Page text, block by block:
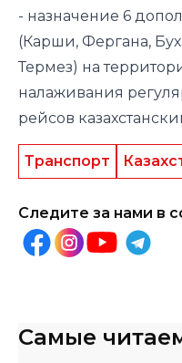
- назначение 6
(Карши, Фергана,
Термез) на
налаживания
рейсов
Транспорт
Следите за нами в
Самые